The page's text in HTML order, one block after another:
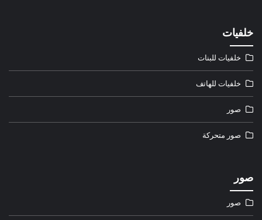
خلفيات
خلفيات للبنات
خلفيات للهاتف
صور
صور متحركة
صور
صور